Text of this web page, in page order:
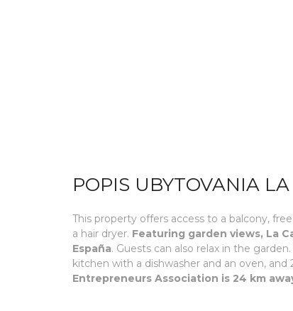
POPIS UBYTOVANIA
This property offers access to a balcony,
a hair dryer. Featuring garden views, La
España. Guests can also relax in the
kitchen with a dishwasher and an oven,
Entrepreneurs Association is 24 km